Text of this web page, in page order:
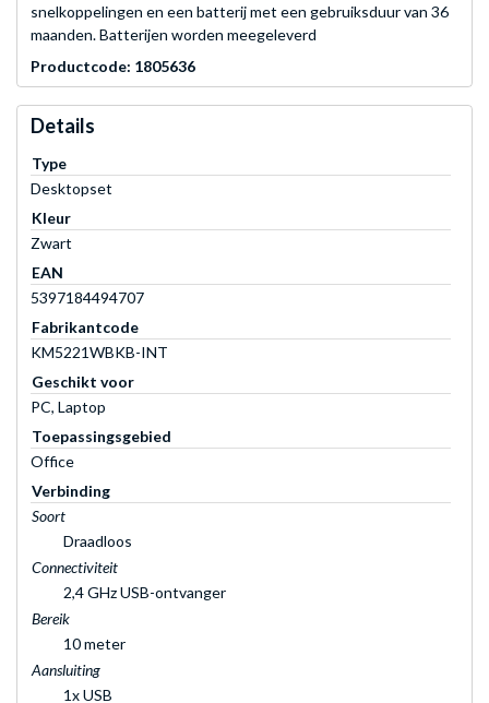
snelkoppelingen en een batterij met een gebruiksduur van 36
maanden. Batterijen worden meegeleverd
Productcode: 1805636
Details
Type
Desktopset
Kleur
Zwart
EAN
5397184494707
Fabrikantcode
KM5221WBKB-INT
Geschikt voor
PC, Laptop
Toepassingsgebied
Office
Verbinding
Soort
Draadloos
Connectiviteit
2,4 GHz USB-ontvanger
Bereik
10 meter
Aansluiting
1x USB